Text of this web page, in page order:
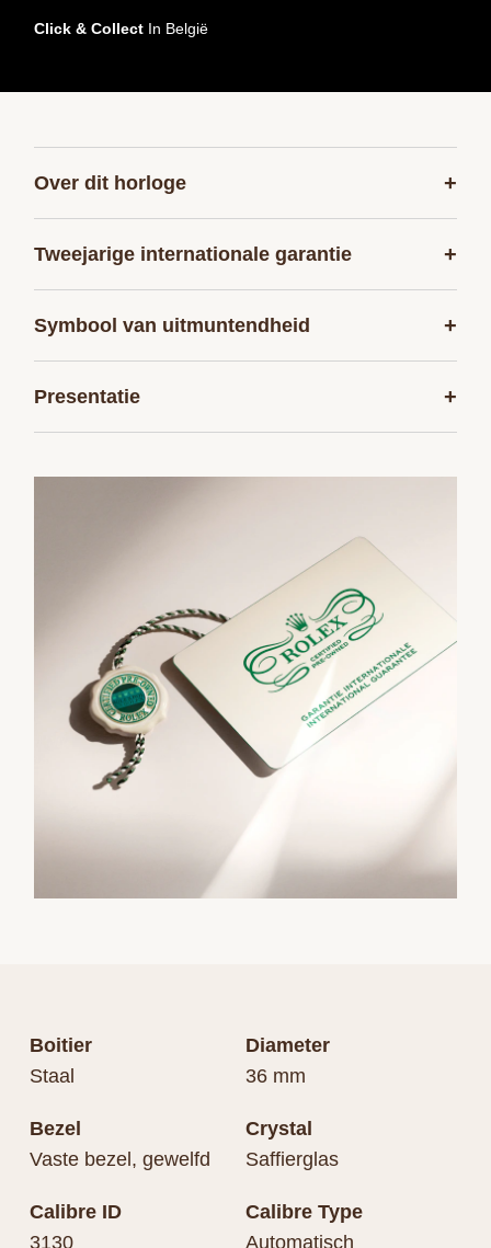
Click & Collect In België
Over dit horloge +
Tweejarige internationale garantie +
Symbool van uitmuntendheid +
Presentatie +
Boitier
Staal
Diameter
36 mm
Bezel
Vaste bezel, gewelfd
Crystal
Saffierglas
Calibre ID
3130
Calibre Type
Automatisch